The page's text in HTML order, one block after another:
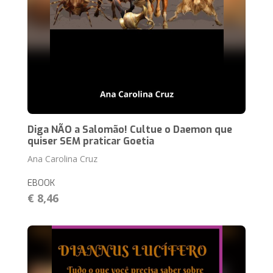
Diga NÃO a Salomão! Cultue o Daemon que
quiser SEM praticar Goetia
Ana Carolina Cruz
EBOOK
€ 8,46